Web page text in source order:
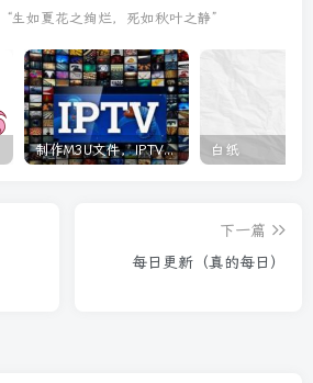
“生如夏花之绚烂，死如秋叶之静”
制作M3U文件，IPTV使用 白纸
下一篇
每日更新（真的每日）